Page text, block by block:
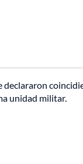
declararon
unidad militar.